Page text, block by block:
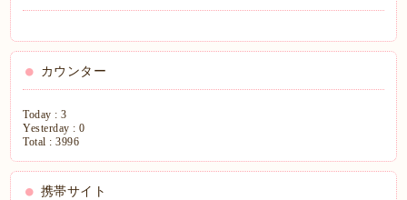
カウンター
Today :3
Yesterday :0
Total :3996
携帯サイト